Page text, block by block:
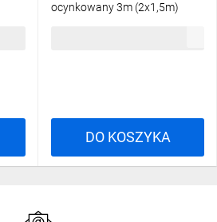
ocynkowany 3m (2x1,5m)
DO KOSZYKA